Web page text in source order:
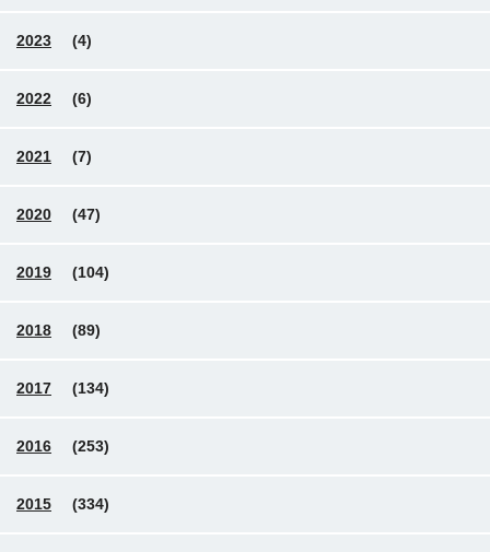
2023 (4)
2022 (6)
2021 (7)
2020 (47)
2019 (104)
2018 (89)
2017 (134)
2016 (253)
2015 (334)